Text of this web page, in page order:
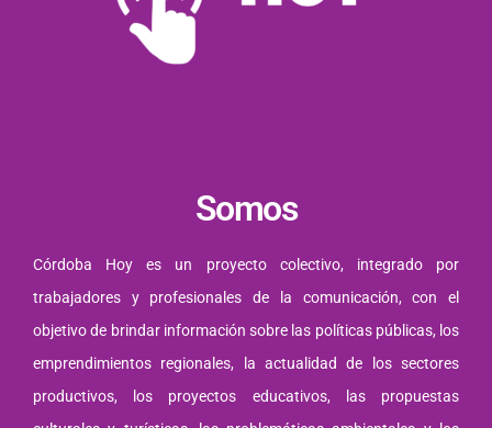
Somos
Córdoba Hoy es un proyecto colectivo, integrado por
trabajadores y profesionales de la comunicación, con el
objetivo de brindar información sobre las políticas públicas, los
emprendimientos regionales, la actualidad de los sectores
productivos, los proyectos educativos, las propuestas